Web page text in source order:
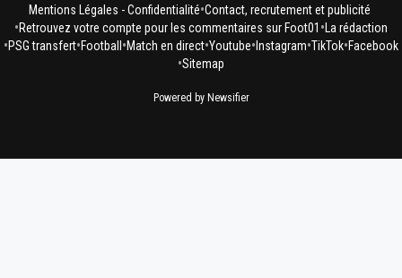
Mentions Légales - Confidentialité•Contact, recrutement et publicité
•Retrouvez votre compte pour les commentaires sur Foot01 •La rédaction
•PSG transfert•Football •Match en direct•Youtube• Instagram•TikTok•Facebook
•Sitemap
Powered by Newsifier